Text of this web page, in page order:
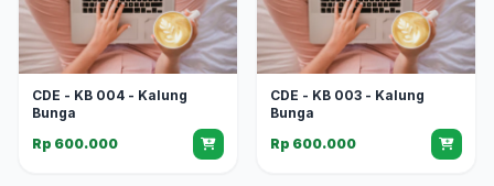
CDE - KB 004 - Kalung
Bunga
Rp 600.000
CDE - KB 003 - Kalung
Bunga
Rp 600.000